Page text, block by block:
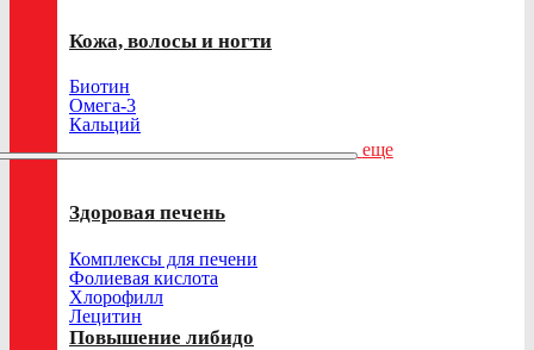
Кожа, волосы и ногти
Биотин
Омега-3
Кальций
еще
Здоровая печень
Комплексы для печени
Фолиевая кислота
Хлорофилл
Лецитин
Повышение либидо